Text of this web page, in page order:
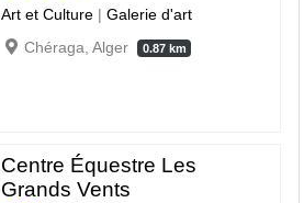
Art et Culture |Galerie d'art
Chéraga, Alger
0.87 km
Centre Équestre Les
Grands Vents